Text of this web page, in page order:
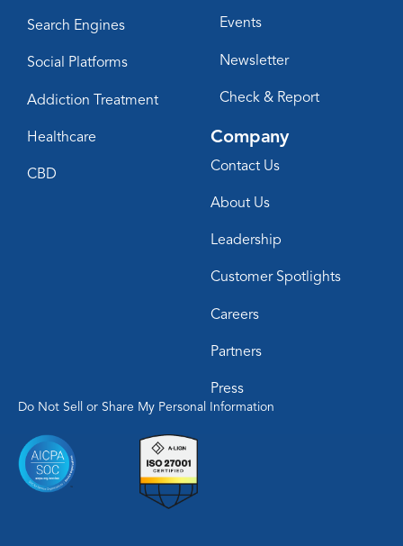
Search Engines
Social Platforms
Addiction Treatment
Healthcare
CBD
Events
Newsletter
Check & Report
Company
Contact Us
About Us
Leadership
Customer Spotlights
Careers
Partners
Press
Do Not Sell or Share My Personal Information